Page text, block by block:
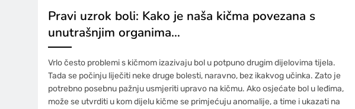
Pravi uzrok boli: Kako je naša kičma povezana s
unutrašnjim organima…
Vrlo često problemi s kičmom izazivaju bol u potpuno drugim dijelovima tijela.
Tada se počinju liječiti neke druge bolesti, naravno, bez ikakvog učinka. Zato je
potrebno posebnu pažnju usmjeriti upravo na kičmu. Ako osjećate bol u leđima,
može se utvrditi u kom dijelu kičme se primjećuju anomalije, a time i ukazati na